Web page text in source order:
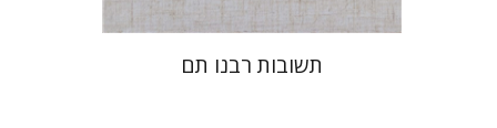
תשובות רבנו תם